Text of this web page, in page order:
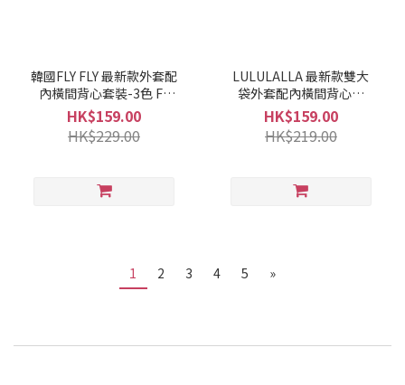
韓國FLY FLY 最新款外套配
內橫間背心套裝-3色 FF
36887
HK$159.00
HK$229.00
LULULALLA 最新款雙大
袋外套配內橫間背心套
裝-2 色 LL 36886
HK$159.00
HK$219.00
1 2 3 4 5 »